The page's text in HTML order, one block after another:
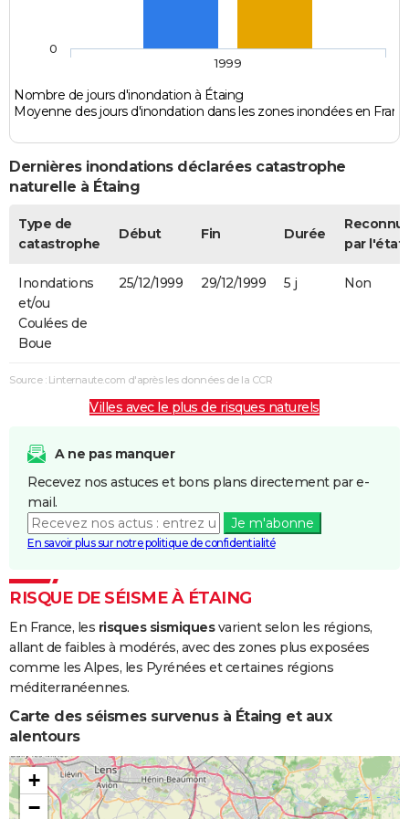
Nombre de jours d'inondation à Étaing
Moyenne des jours d'inondation dans les zones inondées en
1999
0
Dernières inondations déclarées catastrophe
naturelle à Étaing
Type de
catastrophe
Début Fin Durée
par l'état
Inondations
et/ou
Coulées de
Boue
25/12/1999 29/12/1999 5 j Non
Source : Linternaute.com d'après les données de la CCR
Villes avec le plus de risques naturels
A ne pas manquer
Recevez nos astuces et bons plans directement par e-
mail.
Je m'abonne
En savoir plus sur notre politique de confidentialité
RISQUE DE SÉISME À ÉTAING
En France, les risques sismiquesvarient selon les régions,
allant de faibles à modérés, avec des zones plus exposées
comme les Alpes, les Pyrénées et certaines régions
méditerranéennes.
Carte des séismes survenus à Étaing et aux
alentours
+
−